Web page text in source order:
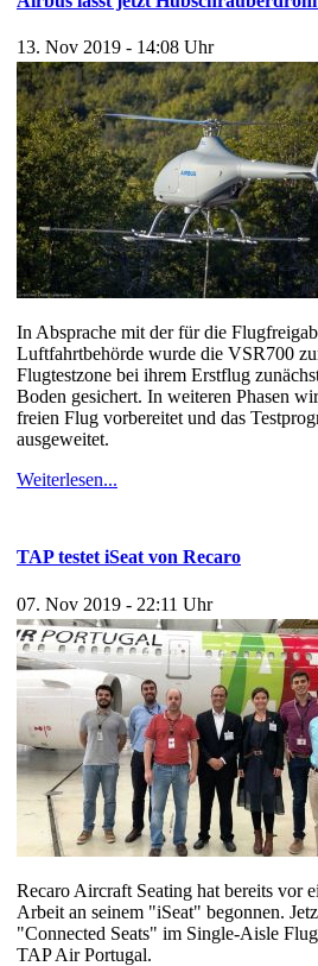
13. Nov 2019 - 14:08 Uhr
In Absprache mit der für die
Luftfahrtbehörde wurde die VSR700
Flugtestzone bei ihrem Erstflug
Boden gesichert. In weiteren Phasen
freien Flug vorbereitet und das
ausgeweitet.
Weiterlesen...
TAP testet iSeat von Recaro
07. Nov 2019 - 22:11 Uhr
Recaro Aircraft Seating hat bereits vor
Arbeit an seinem "iSeat" begonnen.
"Connected Seats" im Single-Aisle
TAP Air Portugal.